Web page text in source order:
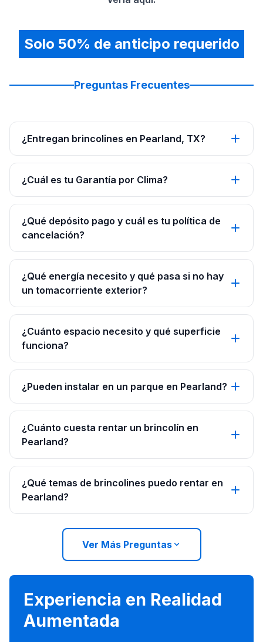
Solo 50% de anticipo requerido
Preguntas Frecuentes
¿Entregan brincolines en Pearland, TX?
¿Cuál es tu Garantía por Clima?
¿Qué depósito pago y cuál es tu política de
cancelación?
¿Qué energía necesito y qué pasa si no hay
un tomacorriente exterior?
¿Cuánto espacio necesito y qué superficie
funciona?
¿Pueden instalar en un parque en Pearland?
¿Cuánto cuesta rentar un brincolín en
Pearland?
¿Qué temas de brincolines puedo rentar en
Pearland?
Ver Más Preguntas
Experiencia en Realidad
Aumentada